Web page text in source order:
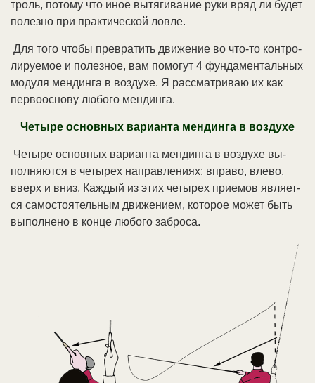
троль, по­то­му что иное вы­тя­ги­ва­ние ру­ки вряд ли бу­дет
по­лез­но при прак­ти­че­ской лов­ле.
Для то­го что­бы пре­вра­тить дви­же­ние во что-то кон­тро­
ли­руе­мое и по­лез­ное, вам по­мо­гут 4 фун­да­мен­таль­ных
мо­ду­ля мен­дин­га в воз­ду­хе. Я рас­смат­ри­ваю их как
пер­во­ос­но­ву лю­бо­го мен­дин­га.
Че­ты­ре ос­нов­ных ва­ри­ан­та мен­дин­га в воз­ду­хе
Че­ты­ре ос­нов­ных ва­ри­ан­та мен­дин­га в воз­ду­хе вы­
пол­ня­ют­ся в че­ты­рех на­прав­ле­ни­ях: впра­во, вле­во,
вверх и вниз. Ка­ж­дый из этих че­ты­рех прие­мов яв­ля­ет­
ся са­мо­стоя­тель­ным дви­же­ни­ем, ко­то­рое мо­жет быть
вы­пол­не­но в кон­це лю­бо­го за­бро­са.